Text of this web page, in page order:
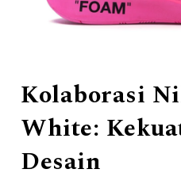
Kolaborasi
White:
Desain